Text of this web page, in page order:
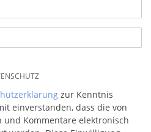
zur Kenntnis
einverstanden, dass die von
und Kommentare elektronisch